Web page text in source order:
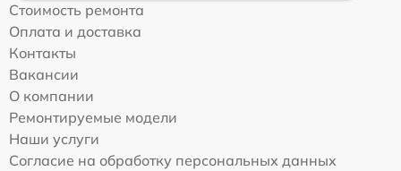
Стоимость ремонта
Оплата и доставка
Контакты
Вакансии
О компании
Ремонтируемые модели
Наши услуги
Согласие на обработку персональных данных